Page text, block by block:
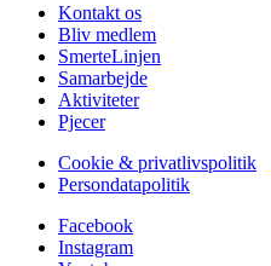
Kontakt os
Bliv medlem
SmerteLinjen
Samarbejde
Aktiviteter
Pjecer
Cookie & privatlivspolitik
Persondatapolitik
Facebook
Instagram